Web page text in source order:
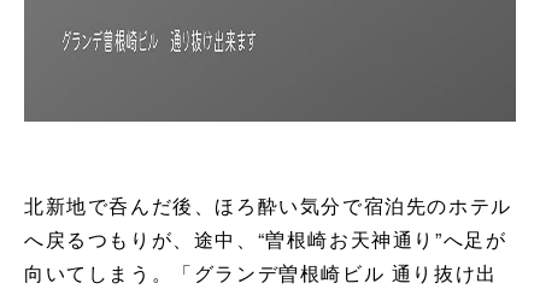
北新地で呑んだ後、ほろ酔い気分で宿泊先のホテル
へ戻るつもりが、途中、“曽根崎お天神通り”へ足が
向いてしまう。「グランデ曽根崎ビル 通り抜け出